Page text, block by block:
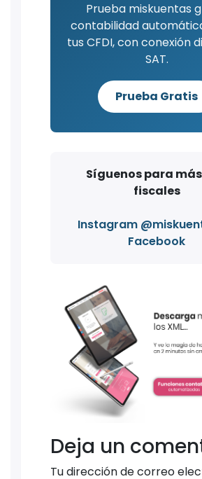
Prueba miskuentas
contabilidad
tus CFDI, con conexión
SAT.
Prueba Gratis
Síguenos para
fiscales
Instagram
Facebook
Deja un
Tu dirección de correo